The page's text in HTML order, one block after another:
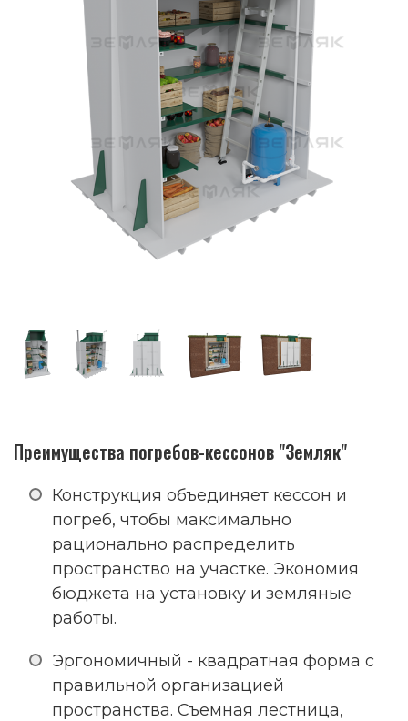
Преимущества погребов-кессонов "Земляк"
Конструкция объединяет кессон и
погреб, чтобы максимально
рационально распределить
пространство на участке. Экономия
бюджета на установку и земляные
работы.
Эргономичный - квадратная форма с
правильной организацией
пространства. Съемная лестница,